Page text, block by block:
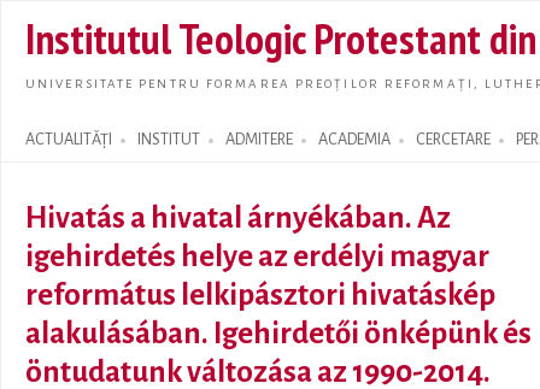
main
Institutul Teologic Protestant
UNIVERSITATE PENTRU FORMAREA PREOȚILOR REFORMAȚI,
ACTUALITĂȚI INSTITUT ADMITERE ACADEMIA CERCETARE
Search form
Hivatás a hivatal árnyékában. Az
igehirdetés helye az erdélyi magyar
református lelkipásztori hivatáskép
alakulásában. Igehirdetői önképünk és
öntudatunk változása az 1990-2014.